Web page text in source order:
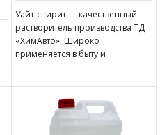
Уайт-спирит — качественный
растворитель производства ТД
«ХимАвто». Широко
применяется в быту и